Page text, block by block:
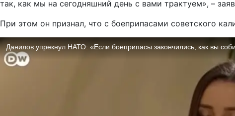
так, как мы на сегодняшний день с вами трактуем», –
При этом он признал, что с боеприпасами советского